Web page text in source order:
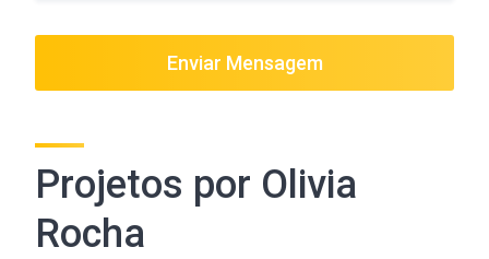
Enviar Mensagem
Projetos por Olivia
Rocha